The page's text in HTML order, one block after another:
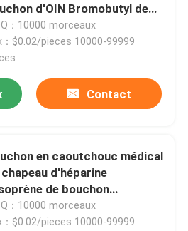
d'OIN Bromobutyl de
：10000 morceaux
：$0.02/pieces 10000-99999
Contact
en caoutchouc médical
d'héparine
de bouchon
：10000 morceaux
：$0.02/pieces 10000-99999